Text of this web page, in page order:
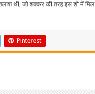
थी, जो शक्कर की तरह इस शो में मिल
Pinterest